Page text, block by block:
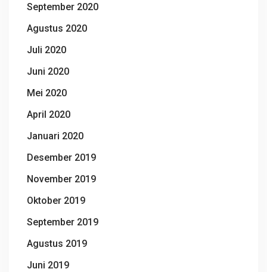
September 2020
Agustus 2020
Juli 2020
Juni 2020
Mei 2020
April 2020
Januari 2020
Desember 2019
November 2019
Oktober 2019
September 2019
Agustus 2019
Juni 2019